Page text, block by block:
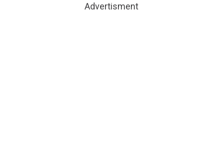
Advertisment